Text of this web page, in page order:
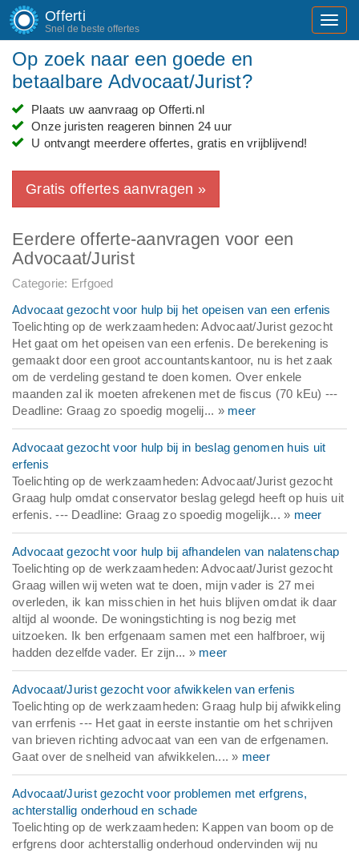
Offerti
Snel de beste offertes
Op zoek naar een goede en
betaalbare Advocaat/Jurist?
Plaats uw aanvraag op Offerti.nl
Onze juristen reageren binnen 24 uur
U ontvangt meerdere offertes, gratis en vrijblijvend!
Gratis offertes aanvragen »
Eerdere offerte-aanvragen voor een
Advocaat/Jurist
Categorie: Erfgoed
Advocaat gezocht voor hulp bij het opeisen van een erfenis
Toelichting op de werkzaamheden: Advocaat/Jurist gezocht
Het gaat om het opeisen van een erfenis. De berekening is
gemaakt door een groot accountantskantoor, nu is het zaak
om de verdeling gestand te doen komen. Over enkele
maanden zal ik moeten afrekenen met de fiscus (70 kEu) ---
Deadline: Graag zo spoedig mogelij... » meer
Advocaat gezocht voor hulp bij in beslag genomen huis uit
erfenis
Toelichting op de werkzaamheden: Advocaat/Jurist gezocht
Graag hulp omdat conservator beslag gelegd heeft op huis uit
erfenis. --- Deadline: Graag zo spoedig mogelijk... » meer
Advocaat gezocht voor hulp bij afhandelen van nalatenschap
Toelichting op de werkzaamheden: Advocaat/Jurist gezocht
Graag willen wij weten wat te doen, mijn vader is 27 mei
overleden, ik kan misschien in het huis blijven omdat ik daar
altijd al woonde. De woningstichting is nog bezig met
uitzoeken. Ik ben erfgenaam samen met een halfbroer, wij
hadden dezelfde vader. Er zijn... » meer
Advocaat/Jurist gezocht voor afwikkelen van erfenis
Toelichting op de werkzaamheden: Graag hulp bij afwikkeling
van errfenis --- Het gaat in eerste instantie om het schrijven
van brieven richting advocaat van een van de erfgenamen.
Gaat over de snelheid van afwikkelen.... » meer
Advocaat/Jurist gezocht voor problemen met erfgrens,
achterstallig onderhoud en schade
Toelichting op de werkzaamheden: Kappen van boom op de
erfgrens door achterstallig onderhoud ondervinden wij nu